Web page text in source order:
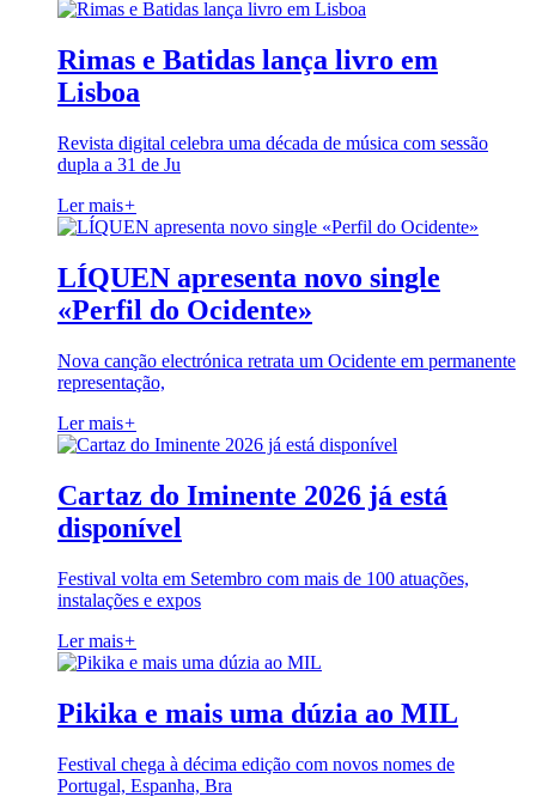
Rimas e Batidas lança livro em
Lisboa
Revista digital celebra uma década de música com sessão
dupla a 31 de Ju
Ler mais+
LÍQUEN apresenta novo single
«Perfil do Ocidente»
Nova canção electrónica retrata um Ocidente em permanente
representação,
Ler mais+
Cartaz do Iminente 2026 já está
disponível
Festival volta em Setembro com mais de 100 atuações,
instalações e expos
Ler mais+
Pikika e mais uma dúzia ao MIL
Festival chega à décima edição com novos nomes de
Portugal, Espanha, Bra